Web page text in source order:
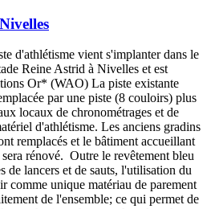
d'athlétisme vient s'implanter dans le
Reine Astrid à Nivelles et est
Or* (WAO) La piste existante
par une piste (8 couloirs) plus
locaux de chronométrages et de
d'athlétisme. Les anciens gradins
remplacés et le bâtiment accueillant
rénové. Outre le revêtement bleu
de lancers et de sauts, l'utilisation du
comme unique matériau de parement
de l'ensemble; ce qui permet de